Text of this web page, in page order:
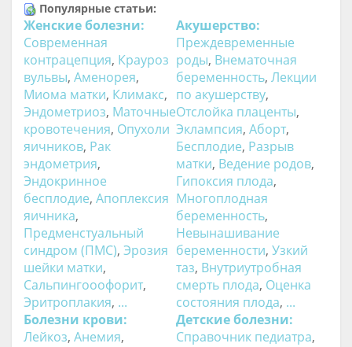
Популярные статьи:
Женские болезни:
Современная
контрацепция, Крауроз
вульвы, Аменорея,
Миома матки, Климакс,
Эндометриоз, Маточные
кровотечения, Опухоли
яичников, Рак
эндометрия,
Эндокринное
бесплодие, Апоплексия
яичника,
Предменстуальный
синдром (ПМС), Эрозия
шейки матки,
Сальпингооофорит,
Эритроплакия, ...
Акушерство:
Преждевременные
роды, Внематочная
беременность, Лекции
по акушерству,
Отслойка плаценты,
Эклампсия, Аборт,
Бесплодие, Разрыв
матки, Ведение родов,
Гипоксия плода,
Многоплодная
беременность,
Невынашивание
беременности, Узкий
таз, Внутриутробная
смерть плода, Оценка
состояния плода, ...
Болезни крови:
Лейкоз, Анемия,
Детские болезни:
Справочник педиатра,